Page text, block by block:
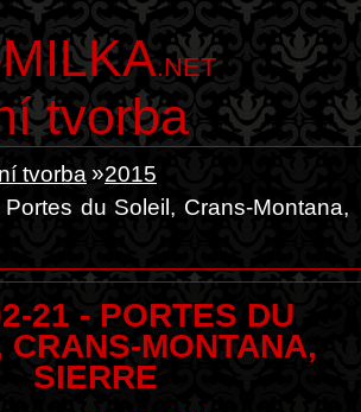
.NET
tvorba
tvorba
2015
du Soleil, Crans-Montana,
21 - PORTES DU
CRANS-MONTANA,
SIERRE